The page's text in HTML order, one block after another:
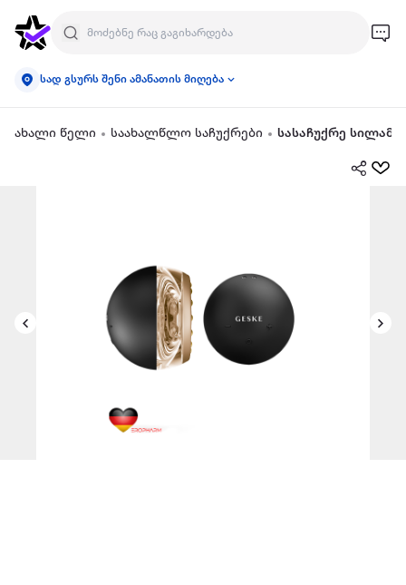
სად გსურს შენი ამანათის მიღება
ახალი წელი საახალწლო საჩუქრები სასაჩუქრე